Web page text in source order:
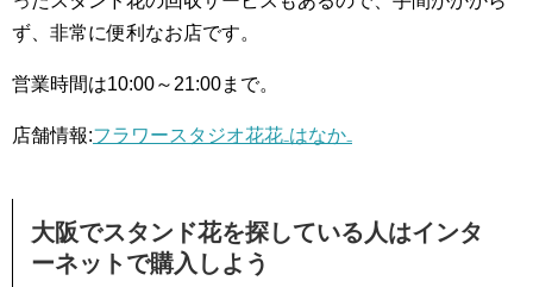
ず、非常に便利なお店です。
営業時間は10:00～21:00まで。
店舗情報:フラワースタジオ花花₋はなか₋
大阪でスタンド花を探している人はインタ
ーネットで購入しよう